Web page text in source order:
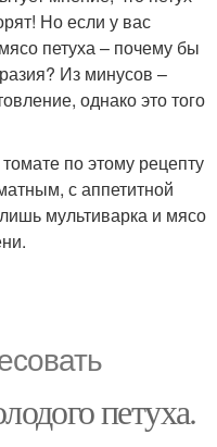
Но если у вас
петуха – почему бы
Из минусов –
однако это того
по этому рецепту
с аппетитной
мультиварка и мясо
петуха.